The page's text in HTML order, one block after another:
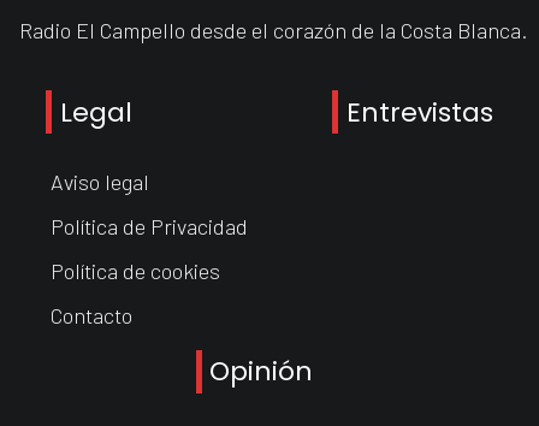
Radio El Campello desde el corazón de la Costa Blanca.
Legal
Aviso legal
Política de Privacidad
Política de cookies
Contacto
Entrevistas
Opinión